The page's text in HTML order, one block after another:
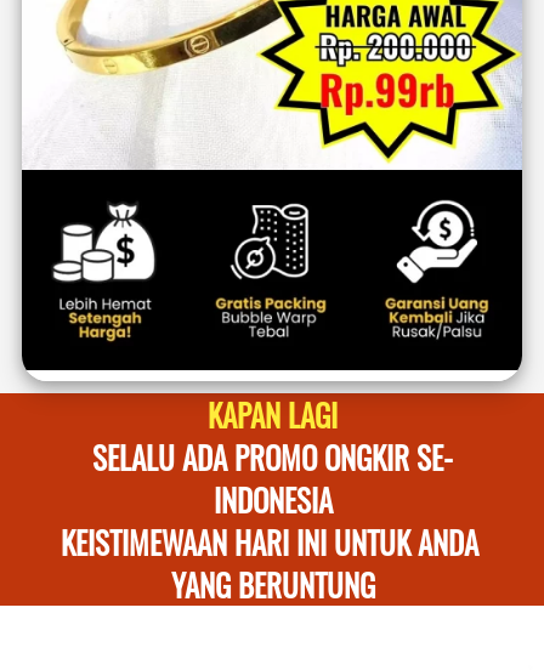
KAPAN LAGI
SELALU ADA PROMO ONGKIR SE-
INDONESIA
KEISTIMEWAAN HARI INI UNTUK ANDA
YANG BERUNTUNG